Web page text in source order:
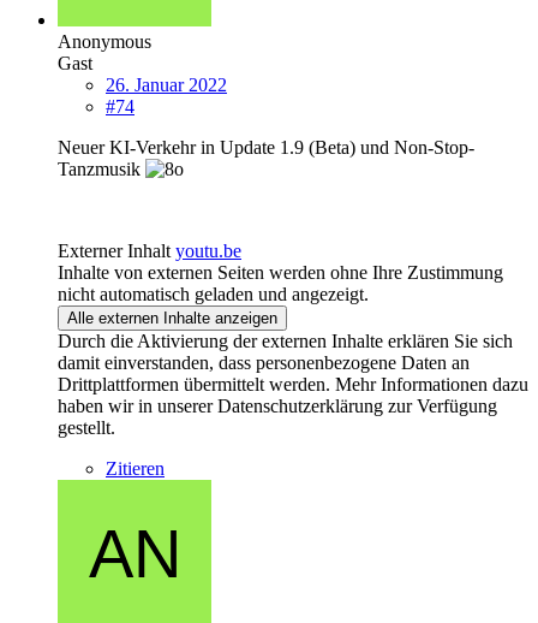
Anonymous
Gast
26. Januar 2022
#74
Neuer KI-Verkehr in Update 1.9 (Beta) und Non-Stop-
Tanzmusik
Externer Inhalt youtu.be
Inhalte von externen Seiten werden ohne Ihre Zustimmung
nicht automatisch geladen und angezeigt.
Alle externen Inhalte anzeigen
Durch die Aktivierung der externen Inhalte erklären Sie sich
damit einverstanden, dass personenbezogene Daten an
Drittplattformen übermittelt werden. Mehr Informationen dazu
haben wir in unserer Datenschutzerklärung zur Verfügung
gestellt.
Zitieren